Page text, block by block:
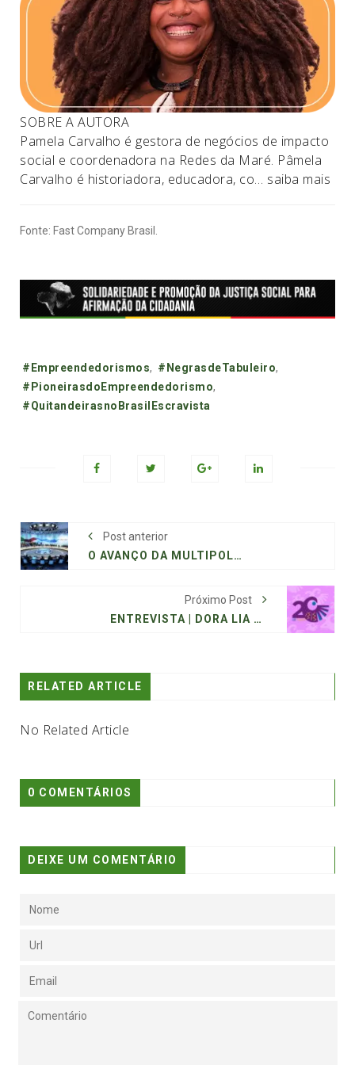
SOBRE A AUTORA
Pamela Carvalho é gestora de negócios de impacto
social e coordenadora na Redes da Maré. Pâmela
Carvalho é historiadora, educadora, co… saiba mais
Fonte: Fast Company Brasil.
Tags:
#Empreendedorismos, #NegrasdeTabuleiro,
#PioneirasdoEmpreendedorismo,
#QuitandeirasnoBrasilEscravista
Post anterior
O AVANÇO DA MULTIPOLARIDADE RUSSO-AFRICANA
Próximo Post
ENTREVISTA | DORA LIA A AUTORA DO “SELO COMEMORATIVO DE 20 ANOS DA LEI 10.639”
RELATED ARTICLE
No Related Article
0 COMENTÁRIOS
DEIXE UM COMENTÁRIO